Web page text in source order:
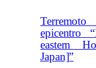
epicentro
eastern
Japan]”